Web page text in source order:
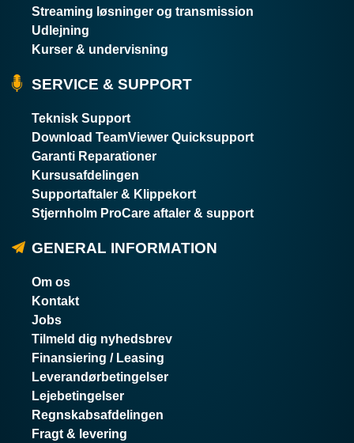
Streaming løsninger og transmission
Udlejning
Kurser & undervisning
SERVICE & SUPPORT
Teknisk Support
Download TeamViewer Quicksupport
Garanti Reparationer
Kursusafdelingen
Supportaftaler & Klippekort
Stjernholm ProCare aftaler & support
GENERAL INFORMATION
Om os
Kontakt
Jobs
Tilmeld dig nyhedsbrev
Finansiering / Leasing
Leverandørbetingelser
Lejebetingelser
Regnskabsafdelingen
Fragt & levering